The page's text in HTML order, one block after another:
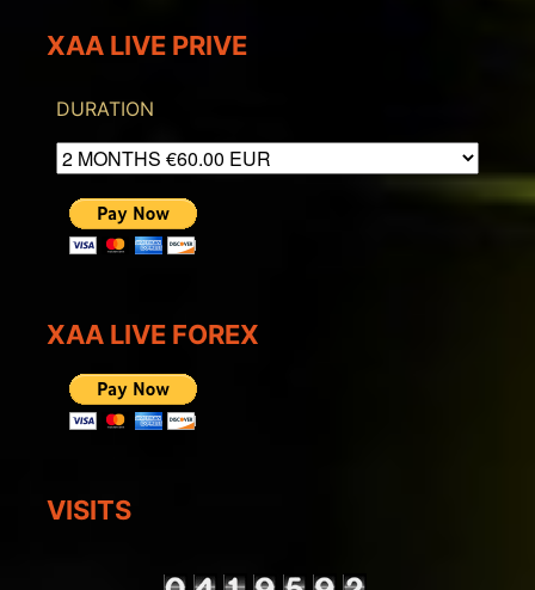
XAA LIVE PRIVE
DURATION
XAA LIVE FOREX
VISITS